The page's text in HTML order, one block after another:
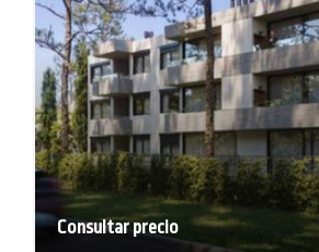
Consultar precio